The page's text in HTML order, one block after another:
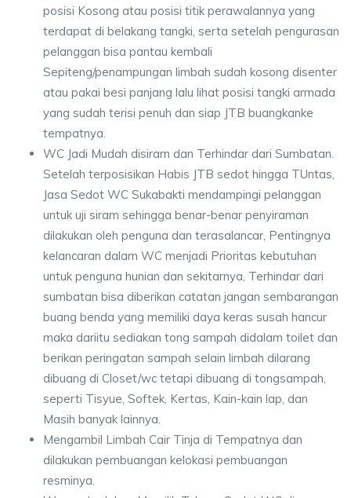
posisi Kosong atau posisi titik perawalannya yang
terdapat di belakang tangki, serta setelah pengurasan
pelanggan bisa pantau kembali
Sepiteng/penampungan limbah sudah kosong disenter
atau pakai besi panjang lalu lihat posisi tangki armada
yang sudah terisi penuh dan siap JTB buangkanke
tempatnya.
WC Jadi Mudah disiram dan Terhindar dari Sumbatan.
Setelah terposisikan Habis JTB sedot hingga TUntas,
Jasa Sedot WC Sukabakti mendampingi pelanggan
untuk uji siram sehingga benar-benar penyiraman
dilakukan oleh penguna dan terasalancar, Pentingnya
kelancaran dalam WC menjadi Prioritas kebutuhan
untuk penguna hunian dan sekitarnya, Terhindar dari
sumbatan bisa diberikan catatan jangan sembarangan
buang benda yang memiliki daya keras susah hancur
maka dariitu sediakan tong sampah didalam toilet dan
berikan peringatan sampah selain limbah dilarang
dibuang di Closet/wc tetapi dibuang di tongsampah,
seperti Tisyue, Softek, Kertas, Kain-kain lap, dan
Masih banyak lainnya.
Mengambil Limbah Cair Tinja di Tempatnya dan
dilakukan pembuangan kelokasi pembuangan
resminya.